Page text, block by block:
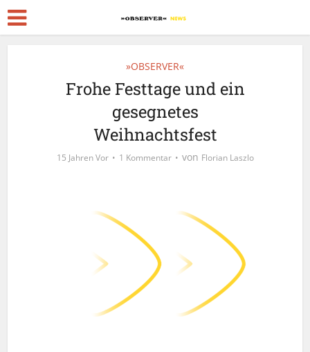
»OBSERVER«
Frohe Festtage und ein
gesegnetes
Weihnachtsfest
15 Jahren Vor 1 Kommentar von Florian Laszlo